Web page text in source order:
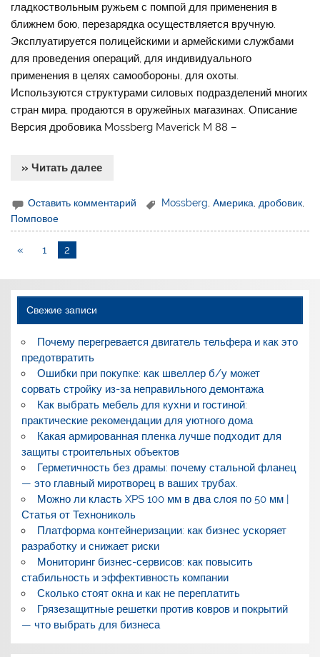
гладкоствольным ружьем с помпой для применения в
ближнем бою, перезарядка осуществляется вручную.
Эксплуатируется полицейскими и армейскими службами
для проведения операций, для индивидуального
применения в целях самообороны, для охоты.
Используются структурами силовых подразделений многих
стран мира, продаются в оружейных магазинах. Описание
Версия дробовика Mossberg Maverick M 88 –
» Читать далее
Оставить комментарий Mossberg,Америка,дробовик,
Помповое
« 1 2
Свежие записи
Почему перегревается двигатель тельфера и как это
предотвратить
Ошибки при покупке: как швеллер б/у может
сорвать стройку из-за неправильного демонтажа
Как выбрать мебель для кухни и гостиной:
практические рекомендации для уютного дома
Какая армированная пленка лучше подходит для
защиты строительных объектов
Герметичность без драмы: почему стальной фланец
— это главный миротворец в ваших трубах.
Можно ли класть XPS 100 мм в два слоя по 50 мм |
Статья от Технониколь
Платформа контейнеризации: как бизнес ускоряет
разработку и снижает риски
Мониторинг бизнес-сервисов: как повысить
стабильность и эффективность компании
Сколько стоят окна и как не переплатить
Грязезащитные решетки против ковров и покрытий
— что выбрать для бизнеса